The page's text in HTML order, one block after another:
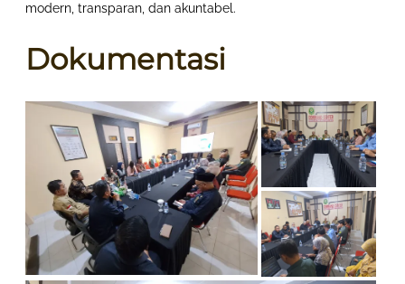
modern, transparan, dan akuntabel.
Dokumentasi